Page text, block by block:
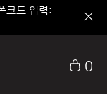
코드 입력:
0